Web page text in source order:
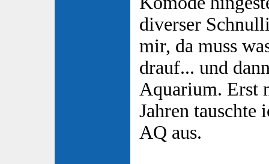
diverser
mir, da muss
drauf... und
Aquarium. Erst
Jahren tauschte
AQ aus.